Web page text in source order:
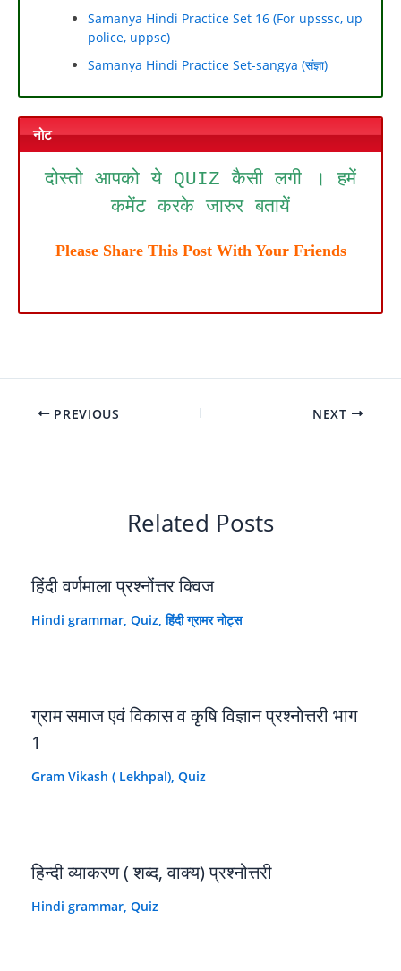
Samanya Hindi Practice Set 16 (For upsssc, up
police, uppsc)
Samanya Hindi Practice Set-sangya (संज्ञा)
नोट
दोस्तो आपको ये QUIZ कैसी लगी । हमें
कमेंट करके जारुर बतायें
Please Share This Post With Your Friends
PREVIOUS NEXT
Related Posts
हिंदी वर्णमाला प्रश्नोंत्तर क्विज
Hindi grammar, Quiz,हिंदी ग्रामर नोट्स
ग्राम समाज एवं विकास व कृषि विज्ञान प्रश्नोत्तरी भाग
1
Gram Vikash ( Lekhpal), Quiz
हिन्दी व्याकरण ( शब्द, वाक्य) प्रश्नोत्तरी
Hindi grammar, Quiz